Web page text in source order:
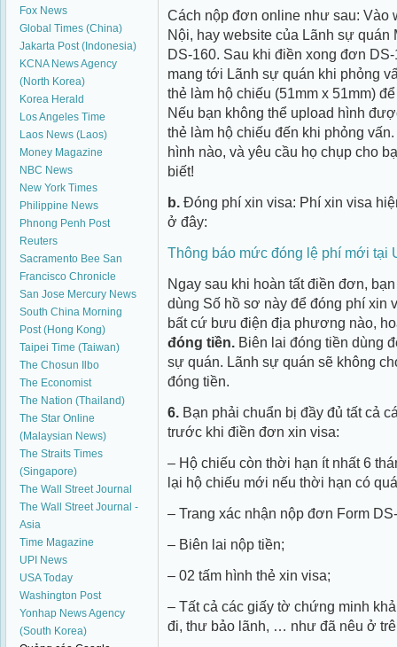
Fox News
Global Times (China)
Jakarta Post (Indonesia)
KCNA News Agency
(North Korea)
Korea Herald
Los Angeles Time
Laos News (Laos)
Money Magazine
NBC News
New York Times
Philippine News
Phnong Penh Post
Reuters
Sacramento Bee San
Francisco Chronicle
San Jose Mercury News
South China Morning
Post (Hong Kong)
Taipei Time (Taiwan)
The Chosun Ilbo
The Economist
The Nation (Thailand)
The Star Online
(Malaysian News)
The Straits Times
(Singapore)
The Wall Street Journal
The Wall Street Journal -
Asia
Time Magazine
UPI News
USA Today
Washington Post
Yonhap News Agency
(South Korea)
Cách nộp đơn online như sau: Vào
Nội, hay website của Lãnh sự quán
DS­-160. Sau khi điền xong đơn
mang tới Lãnh sự quán khi phỏng
thẻ làm hộ chiếu (51mm x 51mm)
Nếu bạn không thể upload hình
thẻ làm hộ chiếu đến khi phỏng
hình nào, và yêu cầu họ chụp cho
biết!
b. Đóng phí xin visa: Phí xin visa
ở đây:
Thông báo mức đóng lệ phí mới tại
Ngay sau khi hoàn tất điền đơn,
dùng Số hồ sơ này để đóng phí xin
bất cứ bưu điện địa phương nào,
đóng tiền. Biên lai đóng tiền dùng
sự quán. Lãnh sự quán sẽ không
đóng tiền.
6. Bạn phải chuẩn bị đầy đủ tất cả
trước khi điền đơn xin visa:
– Hộ chiếu còn thời hạn ít nhất 6
lại hộ chiếu mới nếu thời hạn có
– Trang xác nhận nộp đơn Form
– Biên lai nộp tiền;
– 02 tấm hình thẻ xin visa;
– Tất cả các giấy tờ chứng minh
đi, thư bảo lãnh, … như đã nêu ở